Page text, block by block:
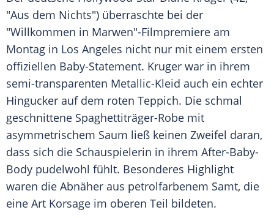
"Aus dem Nichts") überraschte bei der
"Willkommen in Marwen"-Filmpremiere am
Montag in Los Angeles nicht nur mit einem ersten
offiziellen Baby-Statement. Kruger war in ihrem
semi-transparenten Metallic-Kleid auch ein echter
Hingucker auf dem roten Teppich. Die schmal
geschnittene Spaghettiträger-Robe mit
asymmetrischem Saum ließ keinen Zweifel daran,
dass sich die Schauspielerin in ihrem After-Baby-
Body pudelwohl fühlt. Besonderes Highlight
waren die Abnäher aus petrolfarbenem Samt, die
eine Art Korsage im oberen Teil bildeten.